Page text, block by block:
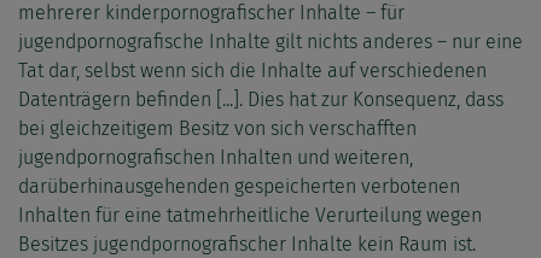
mehrerer kinderpornografischer Inhalte – für
jugendpornografische Inhalte gilt nichts anderes – nur eine
Tat dar, selbst wenn sich die Inhalte auf verschiedenen
Datenträgern befinden [...]. Dies hat zur Konsequenz, dass
bei gleichzeitigem Besitz von sich verschafften
jugendpornografischen Inhalten und weiteren,
darüberhinausgehenden gespeicherten verbotenen
Inhalten für eine tatmehrheitliche Verurteilung wegen
Besitzes jugendpornografischer Inhalte kein Raum ist.